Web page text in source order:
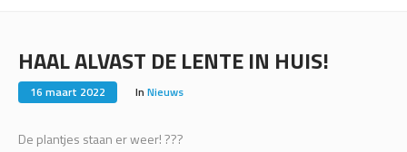
HAAL ALVAST DE LENTE IN HUIS!
16 maart 2022 In Nieuws
De plantjes staan er weer! ???